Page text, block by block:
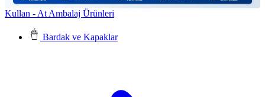
Kullan - At Ambalaj Ürünleri
Bardak ve Kapaklar